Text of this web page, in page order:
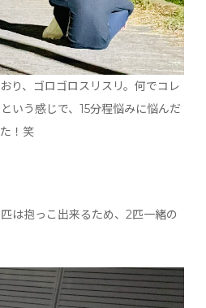
り、ゴロゴロスリスリ。何でコレ
いう感じで、15分程悩みに悩んだ
！笑
は抱っこ出来るため、2匹一緒の